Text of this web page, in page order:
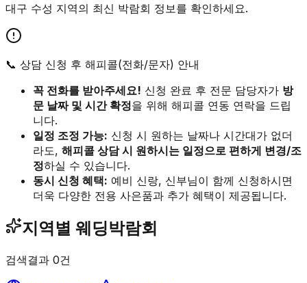
대구 수성 지역의 최신 박람회 정보를 확인하세요.
📞 상담 신청 후 해피콜(전화/문자) 안내
꼭 전화를 받아주세요! 신청 완료 후 전문 담당자가 방
문 날짜 및 시간 확정을 위해 해피콜 연동 연락을 드립
니다.
일정 조정 가능: 신청 시 원하는 날짜나 시간대가 없더
라도, 해피콜 상담 시 원하시는 일정으로 편하게 변경/조
정하실 수 있습니다.
동시 신청 혜택: 예비 신랑, 신부님이 함께 신청하시면
더욱 다양한 전용 사은품과 추가 혜택이 제공됩니다.
지역별 웨딩박람회
검색결과 0건